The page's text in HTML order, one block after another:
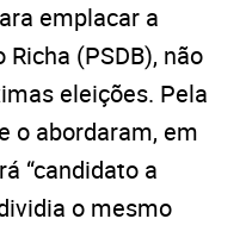
emplacar a
(PSDB), não
eleições. Pela
o abordaram, em
“candidato a
o mesmo